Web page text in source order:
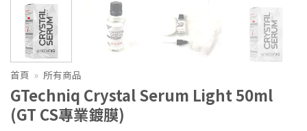
首頁 » 所有商品
GTechniq Crystal Serum Light 50ml
(GT CS專業鍍膜)